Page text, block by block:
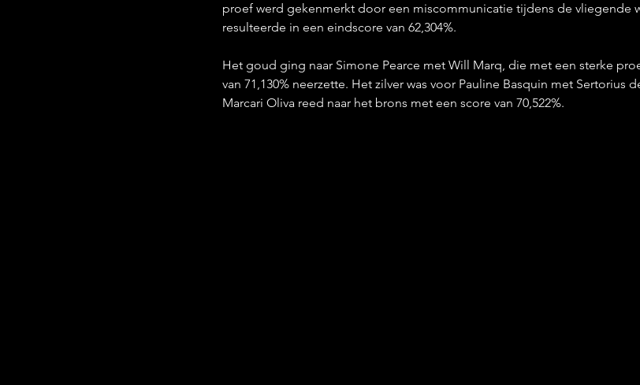
proef werd gekenmerkt door een miscommunicatie tijdens de vliegende
resulteerde in een eindscore van 62,304%.
Het goud ging naar Simone Pearce met Will Marq, die met een sterke
van 71,130% neerzette. Het zilver was voor Pauline Basquin met Sertorius
Marcari Oliva reed naar het brons met een score van 70,522%.